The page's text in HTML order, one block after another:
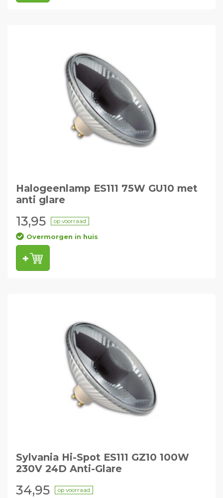
Halogeenlamp ES111 75W GU10 met
anti glare
13,95 op voorraad
Overmorgen in huis
Sylvania Hi-Spot ES111 GZ10 100W
230V 24D Anti-Glare
34,95 op voorraad